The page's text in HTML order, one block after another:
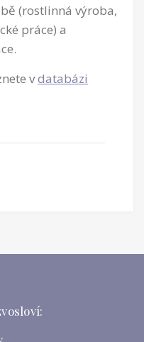
(rostlinná výroba,
práce) a
vdatabázi